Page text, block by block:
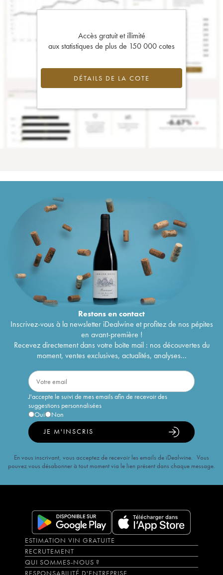
Accès gratuit et illimité
aux statistiques de plus de 150 000 cotes
DÉTAILS DE LA COTE
Restons encontact
Inscrivez-vous à la newsletter iDealwine et profitez de nos pépites
en avant-première !
Recevez directement dans votre boîte mail : nos découvertes du
moment, ventes exclusives, actualités, analyses...
J'accepte le suivi de mes emails afin de recevoir des
suggestions personnalisées
Oui
Non
JE M'INSCRIS
En vous inscrivant, vous acceptez de recevoir les emails de iDealwine. Vous
pouvez vous désabonner à tout moment via le lien présent dans chaque message.
ESTIMATION VIN GRATUITE
RECRUTEMENT
QUI SOMMES-NOUS ?
RESPONSABILITÉ D'ENTREPRISE